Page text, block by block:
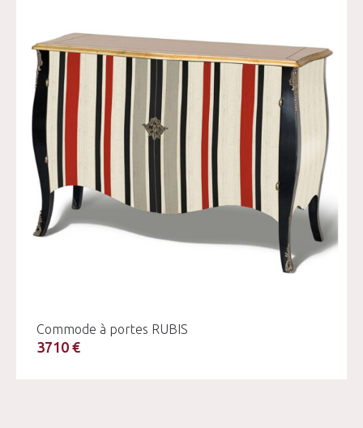
Commode à portes RUBIS
3710 €